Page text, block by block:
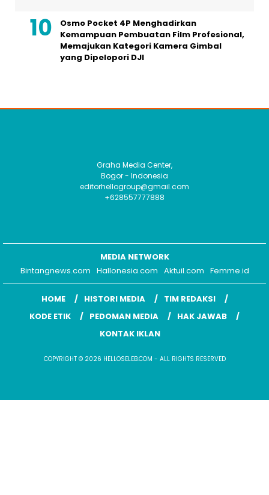
Osmo Pocket 4P Menghadirkan
Kemampuan Pembuatan Film Profesional,
Memajukan Kategori Kamera Gimbal
yang Dipelopori DJI
Graha Media Center,
Bogor - Indonesia
editorhellogroup@gmail.com
+628557777888
MEDIA NETWORK
Bintangnews.com Hallonesia.com Aktuil.com Femme.id
HOME HISTORI MEDIA
TIM REDAKSI
KODE ETIK
PEDOMAN MEDIA
HAK JAWAB
KONTAK IKLAN
COPYRIGHT © 2026 HELLOSELEB.COM - ALL RIGHTS RESERVED